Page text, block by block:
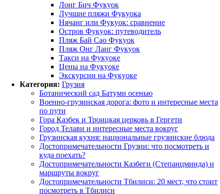
Лонг Бич Фукуок
Лучшие пляжи Фукуока
Нячанг или Фукуок: сравнение
Остров Фукуок: путеводитель
Пляж Бай Сао Фукуок
Пляж Онг Ланг Фукуок
Такси на Фукуоке
Цены на Фукуоке
Экскурсии на Фукуоке
Категория: Грузия
Ботанический сад Батуми осенью
Военно-грузинская дорога: фото и интересные места
по пути
Гора Казбек и Троицкая церковь в Гергети
Город Телави и интересные места вокруг
Грузинская кухня: национальные грузинские блюда
Достопримечательности Грузии: что посмотреть и
куда поехать?
Достопримечательности Казбеги (Степанцминда) и
маршруты вокруг
Достопримечательности Тбилиси: 20 мест, что стоит
посмотреть в Тбилиси